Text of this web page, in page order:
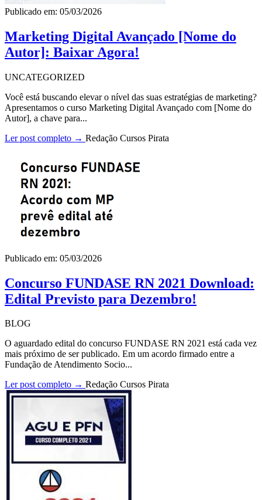
Publicado em: 05/03/2026
Marketing Digital Avançado [Nome do
Autor]: Baixar Agora!
UNCATEGORIZED
Você está buscando elevar o nível das suas estratégias de marketing?
Apresentamos o curso Marketing Digital Avançado com [Nome do
Autor], a chave para...
Ler post completo → Redação Cursos Pirata
Publicado em: 05/03/2026
Concurso FUNDASE RN 2021 Download:
Edital Previsto para Dezembro!
BLOG
O aguardado edital do concurso FUNDASE RN 2021 está cada vez
mais próximo de ser publicado. Em um acordo firmado entre a
Fundação de Atendimento Socio...
Ler post completo → Redação Cursos Pirata